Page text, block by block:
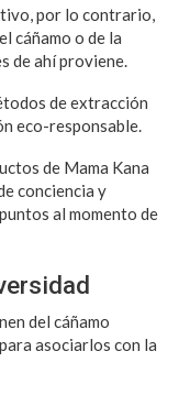
por lo contrario,
cáñamo o de la
de ahí proviene.
de extracción
eco-responsable.
de Mama Kana
conciencia y
al momento de
del cáñamo
asociarlos con la